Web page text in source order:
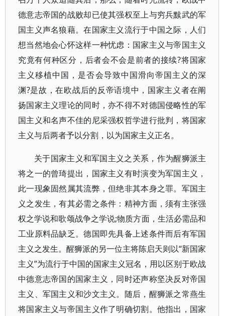
德意志帝国的战败却已使其强权至上与穷兵黩武的军
国主义声名狼藉。在国家主义流行于中国之际，人们
想当然地会心怀这样一种忧虑：国家主义与帝国主义
究竟有何种区分，后者会不会是前者的接续?将国家
主义移植中国，是否会导致中国滑向帝国主义的深
渊?是故，在欧战后的反帝语境中，国家主义者在阐
扬国家主义理论的同时，亦不得不对德国侵略性的军
国主义和名声不佳的尼采强权哲学进行批判，将国家
主义与后两者予以分割，以为国家主义正名。
关于国家主义和军国主义之关系，作为醒狮派主
将之一的曾琦提出，国家主义有时演变为军国主义，
此一现象固然属其流弊，但绝非其本身之罪。军国主
义之发生，有其必需之条件：精神方面，须有主张强
权之学说和歌颂战争之学说;物质方面，生活必需品和
工业原料品缺乏。德国即先具备上述条件而后有军国
主义之发生。醒狮派的另一位主将陈启天则以“新国家
主义”为流行于中国的国家主义冠名，用以区别于欧战
中德意志帝国的国家主义，同时还声称坚决反对帝国
主义、军国主义和沙文主义。随后，醒狮派之常燕生
将国家主义与帝国主义作了明确切割。他指出，国家